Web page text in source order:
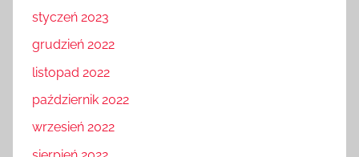
styczeń 2023
grudzień 2022
listopad 2022
październik 2022
wrzesień 2022